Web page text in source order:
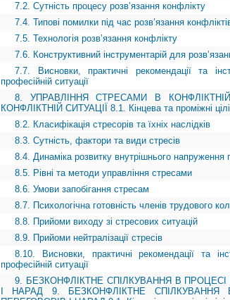
7.2. Сутність процесу розв’язання конфлікту
7.4. Типові помилки під час розв’язання
7.5. Технологія розв’язання конфлікту
7.6. Конструктивний інструментарій для
7.7. Висновки, практичні рекомендації та
професійній ситуації
8. УПРАВЛІННЯ СТРЕСАМИ В
КОНФЛІКТНІЙ СИТУАЦІЇ 8.1. Кінцева та проміжні цілі
8.2. Класифікація стресорів та їхніх наслідків
8.3. Сутність, фактори та види стресів
8.4. Динаміка розвитку внутрішнього напруження
8.5. Рівні та методи управління стресами
8.6. Умови запобігання стресам
8.7. Психологічна готовність членів трудового
8.8. Прийоми виходу зі стресових ситуацій
8.9. Прийоми нейтралізації стресів
8.10. Висновки, практичні рекомендації та
професійній ситуації
9. БЕЗКОНФЛІКТНЕ СПІЛКУВАННЯ В
І НАРАД 9. БЕЗКОНФЛІКТНЕ